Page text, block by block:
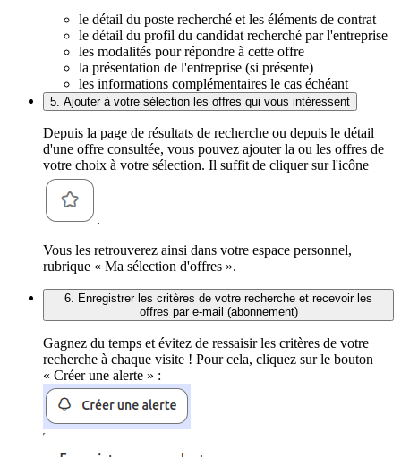
le détail du poste recherché et les éléments de contrat
le détail du profil du candidat recherché par l'entreprise
les modalités pour répondre à cette offre
la présentation de l'entreprise (si présente)
les informations complémentaires le cas échéant
5. Ajouter à votre sélection les offres qui vous intéressent
Depuis la page de résultats de recherche ou depuis le détail
d'une offre consultée, vous pouvez ajouter la ou les offres de
votre choix à votre sélection. Il suffit de cliquer sur l'icône
.
Vous les retrouverez ainsi dans votre espace personnel,
rubrique « Ma sélection d'offres ».
6. Enregistrer les critères de votre recherche et recevoir les
offres par e-mail (abonnement)
Gagnez du temps et évitez de ressaisir les critères de votre
recherche à chaque visite ! Pour cela, cliquez sur le bouton
« Créer une alerte » :